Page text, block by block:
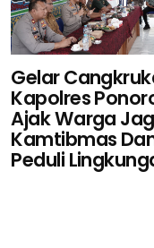
Gelar
Kapolres
Ajak Warga
Kamtibmas
Peduli